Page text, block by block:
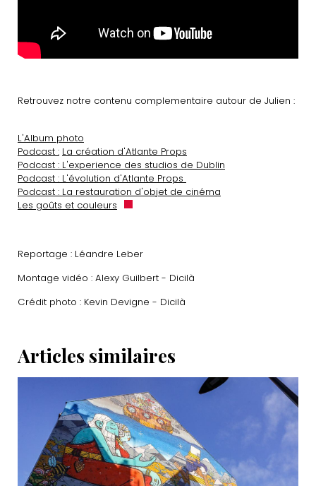
Retrouvez notre contenu complementaire autour de Julien :
L'Album photo
Podcast : La création d'Atlante Props
Podcast : L'experience des studios de Dublin
Podcast : L'évolution d'Atlante Props
Podcast : La restauration d'objet de cinéma
Les goûts et couleurs
Reportage : Léandre Leber
Montage vidéo : Alexy Guilbert - Dicilà
Crédit photo : Kevin Devigne - Dicilà
Articles similaires